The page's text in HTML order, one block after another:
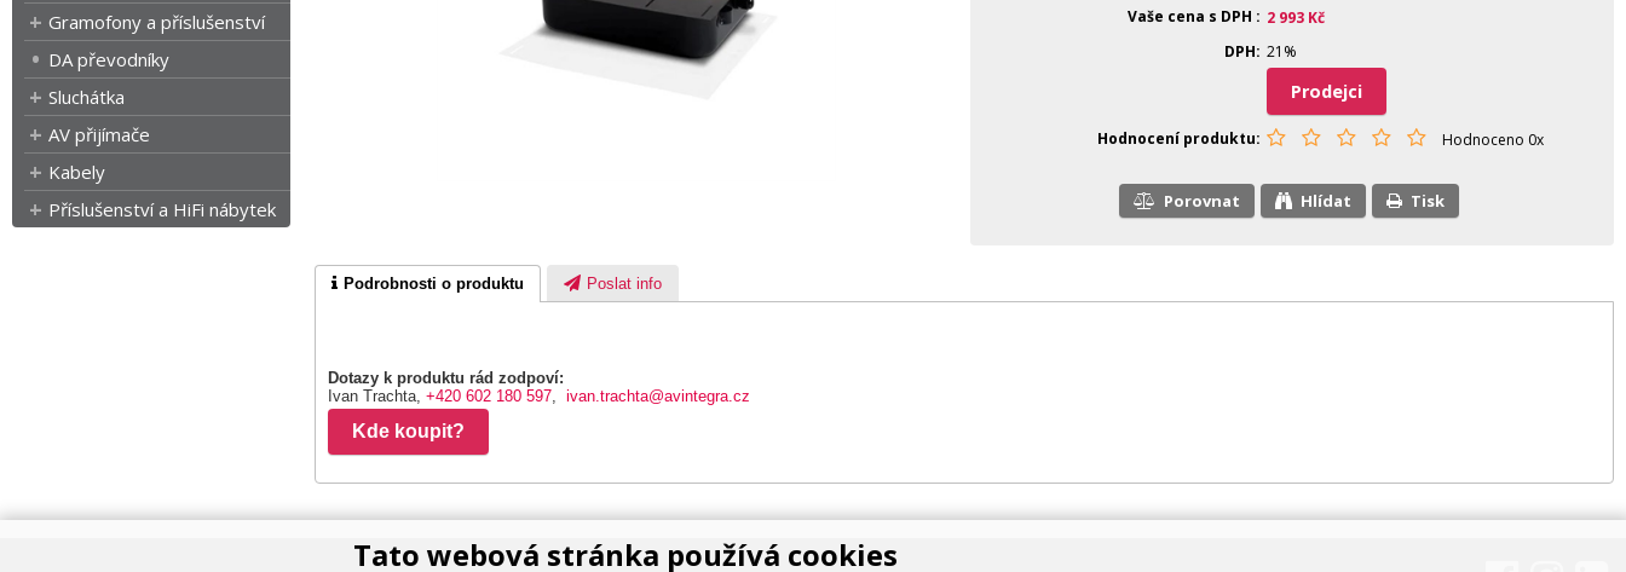
Gramofony a příslušenství
DA převodníky
Sluchátka
AV přijímače
Kabely
Příslušenství a HiFi nábytek
Vaše cena s DPH
2 993 Kč
DPH 21%
Prodejci
Hodnocení produktu Hodnoceno 0x
Porovnat Hlídat Tisk
Podrobnosti o produktu Poslat info
Dotazy k produktu rád zodpoví:
Ivan Trachta, +420 602 180 597, ivan.trachta@avintegra.cz
Kde koupit?
Tato webová stránka používá cookies